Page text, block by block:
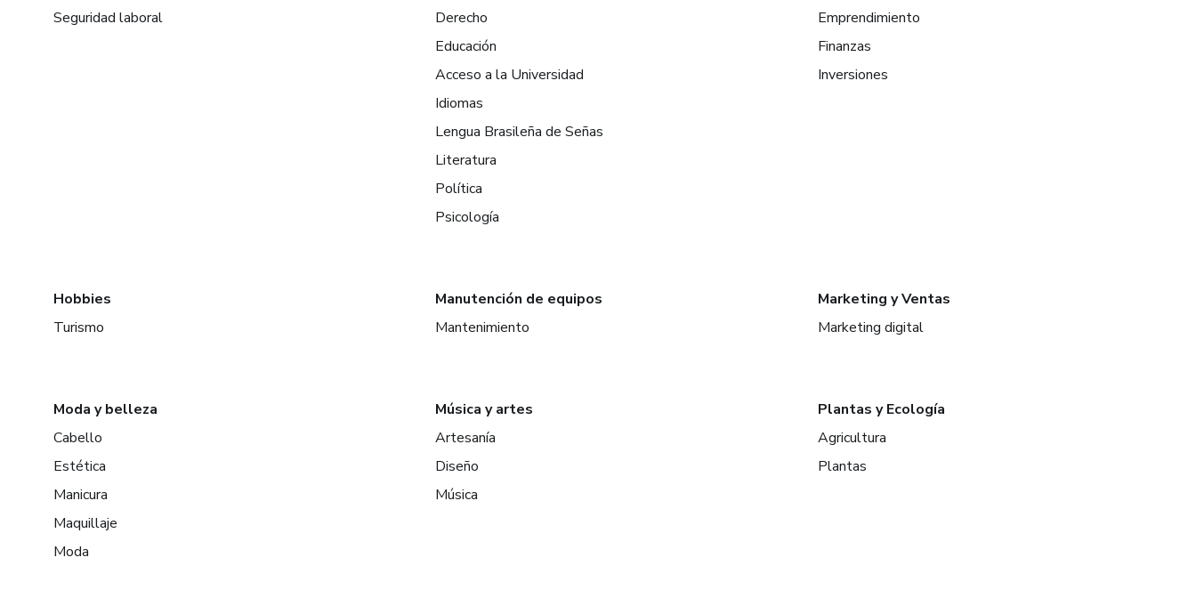
Seguridad laboral
Derecho
Educación
Acceso a la Universidad
Idiomas
Lengua Brasileña de Señas
Literatura
Política
Psicología
Emprendimiento
Finanzas
Inversiones
Hobbies
Turismo
Manutención de equipos
Mantenimiento
Marketing y Ventas
Marketing digital
Moda y belleza
Cabello
Estética
Manicura
Maquillaje
Moda
Música y artes
Artesanía
Diseño
Música
Plantas y Ecología
Agricultura
Plantas